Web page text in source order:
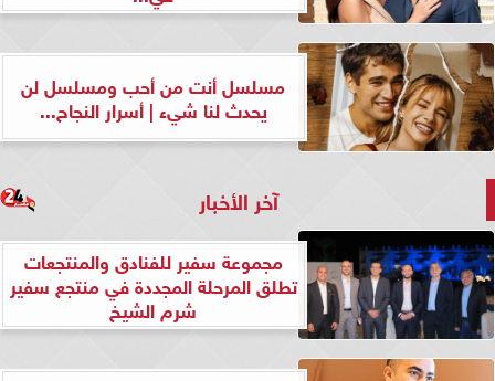
مسلسل أنت من أحب ومسلسل لن
يحدث لنا شيء | أسرار النجاح...
آخر الأخبار
مجموعة سفير للفنادق والمنتجعات
تطلق المرحلة المجددة في منتجع سفير
شرم الشيخ